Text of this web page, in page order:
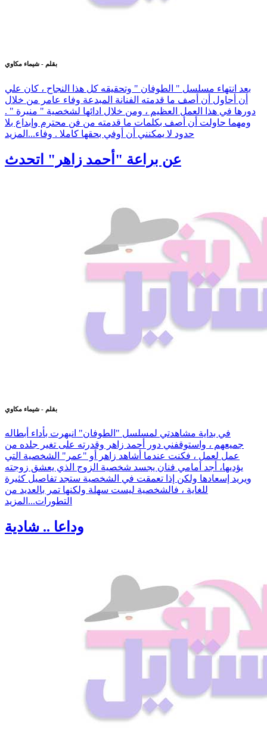
بقلم - شيماء مكاوي
بعد انتهاء مسلسل " الطوفان " وتحقيقه كل هذا النجاح ، كان علي
أن أحاول أن أصف ما قدمته الفنانة المبدعة وفاء عامر من خلال
دورها في هذا العمل العظيم ، ومن خلال ادائها لشخصية " منيرة " .
ومهما حاولت أن أصف بكلمات ما قدمته من فن محترم وإبداع بلا
حدود لا يمكنني أن أوفي بحقها كاملا . وفاء... المزيد
عن براعة "أحمد زاهر" اتحدث
بقلم - شيماء مكاوي
في بداية مشاهدتي لمسلسل "الطوفان" انبهرت بأداء أبطاله
جميعهم ، واستوقفني دور أحمد زاهر وقدرته على تغير جلده من
عمل لعمل ، فكنت عندما أشاهد زاهر أو "عمر" الشخصية التي
يؤديها، أجد أمامي فنان يجسد شخصية الزوج الذي يعشق زوجته
ويريد إسعادها ولكن إذا تعمقت في الشخصية ستجد تفاصيل كثيرة
للغاية ، فالشخصية ليست سهلة ولكنها تمر بالعديد من
التطورات... المزيد
وداعا .. شادية